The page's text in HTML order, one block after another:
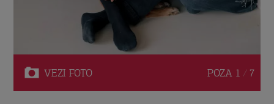
VEZI FOTO POZA 1 / 7